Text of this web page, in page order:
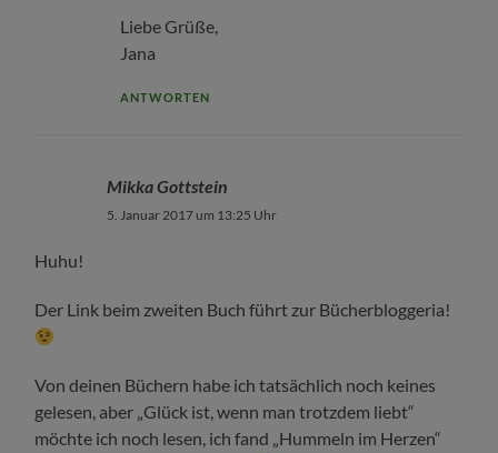
Liebe Grüße,
Jana
ANTWORTEN
Mikka Gottstein
5. Januar 2017 um 13:25 Uhr
Huhu!
Der Link beim zweiten Buch führt zur Bücherbloggeria!
Von deinen Büchern habe ich tatsächlich noch keines
gelesen, aber „Glück ist, wenn man trotzdem liebt“
möchte ich noch lesen, ich fand „Hummeln im Herzen“